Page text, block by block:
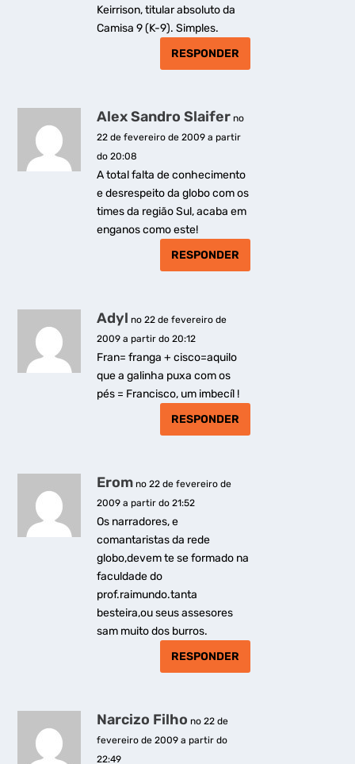
Keirrison, titular absoluto da
Camisa 9 (K-9). Simples.
RESPONDER
Alex Sandro Slaifer no
22 de fevereiro de 2009 a partir
do 20:08
A total falta de conhecimento
e desrespeito da globo com os
times da região Sul, acaba em
enganos como este!
RESPONDER
Adyl no 22 de fevereiro de
2009 a partir do 20:12
Fran= franga + cisco=aquilo
que a galinha puxa com os
pés = Francisco, um imbecíl !
RESPONDER
Erom no 22 de fevereiro de
2009 a partir do 21:52
Os narradores, e
comantaristas da rede
globo,devem te se formado na
faculdade do
prof.raimundo.tanta
besteira,ou seus assesores
sam muito dos burros.
RESPONDER
Narcizo Filho no 22 de
fevereiro de 2009 a partir do
22:49